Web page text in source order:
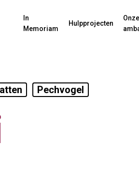
In
Memoriam
Hulpprojecten
Onze
Pechvogel